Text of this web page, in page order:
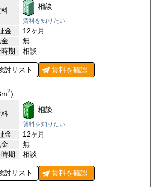
相談
賃料を知りたい
金
12ヶ月
無
期
相談
討リスト 賃料を確認
m2)
相談
賃料を知りたい
金
12ヶ月
無
時期
相談
討リスト 賃料を確認